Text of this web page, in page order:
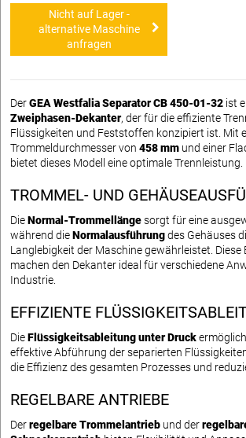
Nicht auf Lager -
alternative Maschine
anfragen
DerGEA Westfalia Separator CB 450-01-32 ist
Zweiphasen-Dekanter, der für die effiziente
Flüssigkeiten und Feststoffen konzipiert ist. Mit
Trommeldurchmesser von 458 mm und einer
bietet dieses Modell eine optimale Trennleistung.
TROMMEL- UND
DieNormal-Trommellängesorgt für eine
während dieNormalausführungdes Gehäuses
Langlebigkeit der Maschine gewährleistet. Diese
machen den Dekanter ideal für verschiedene
Industrie.
EFFIZIENTE
DieFlüssigkeitsableitung unter Druck
effektive Abführung der separierten
die Effizienz des gesamten Prozesses und
REGELBARE ANTRIEBE
Derregelbare Trommelantrieb und der